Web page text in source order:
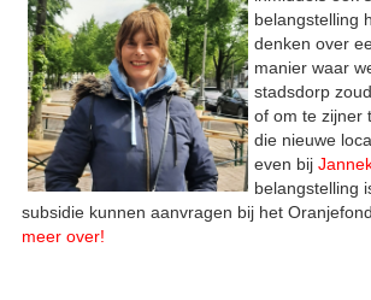
belangstelling
denken over
manier waar
stadsdorp
of om te zijner
die nieuwe
even bij
belangstelling
subsidie kunnen aanvragen bij het
meer over!